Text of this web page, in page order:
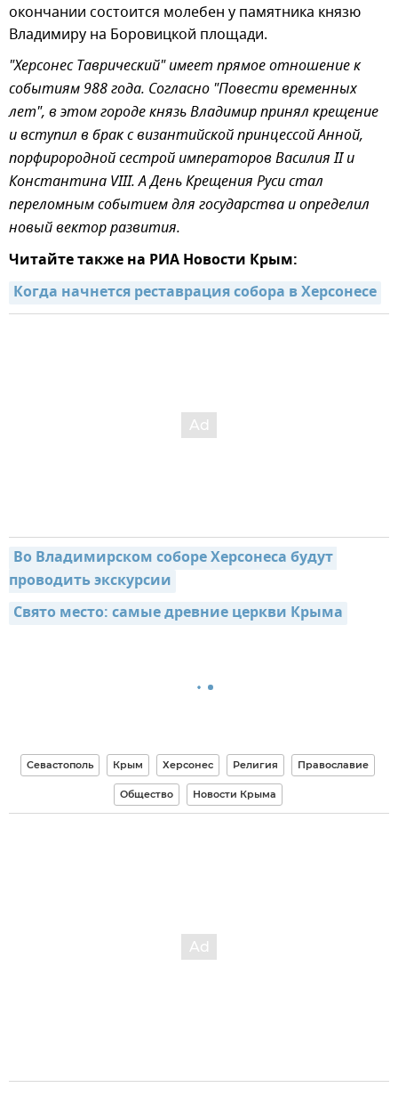
окончании состоится молебен у памятника князю
Владимиру на Боровицкой площади.
"Херсонес Таврический" имеет прямое отношение к
событиям 988 года. Согласно "Повести временных
лет", в этом городе князь Владимир принял крещение
и вступил в брак с византийской принцессой Анной,
порфирородной сестрой императоров Василия II и
Константина VIII. А День Крещения Руси стал
переломным событием для государства и определил
новый вектор развития.
Читайте также на РИА Новости Крым:
Когда начнется реставрация собора в Херсонесе
Во Владимирском соборе Херсонеса будут
проводить экскурсии
Свято место: самые древние церкви Крыма
Севастополь Крым Херсонес Религия Православие
Общество Новости Крыма